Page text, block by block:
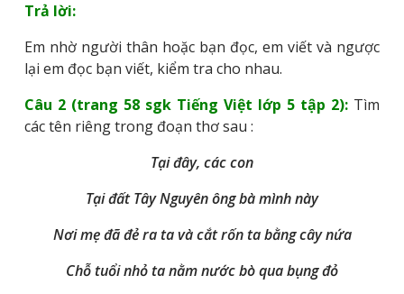
Trả lời:
Em nhờ người thân hoặc bạn đọc, em viết và ngược
lại em đọc bạn viết, kiểm tra cho nhau.
Câu 2 (trang 58 sgk Tiếng Việt lớp 5 tập 2):Tìm
các tên riêng trong đoạn thơ sau :
Tại đây, các con
Tại đất Tây Nguyên ông bà mình này
Nơi mẹ đã đẻ ra ta và cắt rốn ta bằng cây nứa
Chỗ tuổi nhỏ ta nằm nước bò qua bụng đỏ